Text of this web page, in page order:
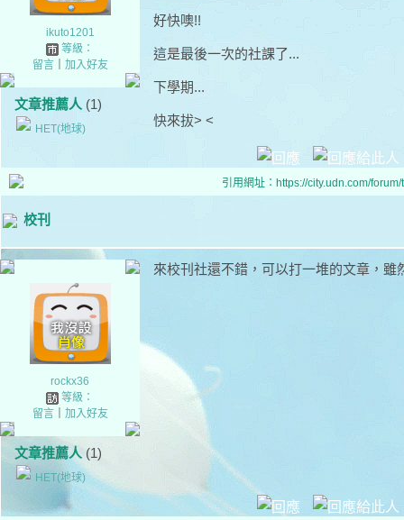
ikuto1201
等級：
留言｜ 加入好友
文章推薦人 (1)
HET(地球)
好快噢!!
這是最後一次的社課了...
下學期...
快來拔> <
引用網址：https://city.udn.com/
校刊
rockx36
等級：
留言｜ 加入好友
文章推薦人 (1)
HET(地球)
來校刊社還不錯，可以打一堆的文章，雖